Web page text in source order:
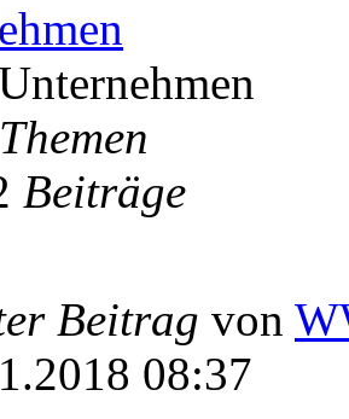
Themen
Beiträge
Beitrag von
08:37